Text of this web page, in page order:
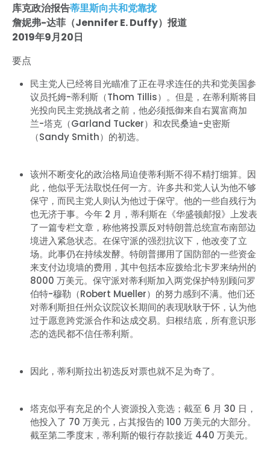
库克政治报告蒂里斯向共和党靠拢
詹妮弗-达菲（Jennifer E. Duffy）报道
2019年9月20日
要点
民主党人已经将目光瞄准了正在寻求连任的共和党美国参
议员托姆-蒂利斯（Thom Tillis）。但是，在蒂利斯将目
光投向民主党挑战者之前，他必须抵御来自右翼富商加
兰-塔克（Garland Tucker）和农民桑迪-史密斯
（Sandy Smith）的初选。
该州不断变化的政治格局迫使蒂利斯不得不精打细算。因
此，他似乎无法取悦任何一方。许多共和党人认为他不够
保守，而民主党人则认为他过于保守。他的一些自残行为
也无济于事。今年 2 月，蒂利斯在《华盛顿邮报》上发表
了一篇专栏文章，称他将投票反对特朗普总统宣布南部边
境进入紧急状态。在保守派的强烈抗议下，他改变了立
场。此事仍在持续发酵。特朗普挪用了国防部的一些资金
来支付边境墙的费用，其中包括本应拨给北卡罗来纳州的
8000 万美元。保守派对蒂利斯加入两党保护特别顾问罗
伯特-穆勒（Robert Mueller）的努力感到不满。他们还
对蒂利斯担任州众议院议长期间的表现耿耿于怀，认为他
过于愿意跨党派合作和达成交易。归根结底，所有意识形
态的选民都不信任蒂利斯。
因此，蒂利斯拉出初选反对票也就不足为奇了。
塔克似乎有充足的个人资源投入竞选；截至 6 月 30 日，
他投入了 70 万美元，占其报告的 100 万美元的大部分。
截至第二季度末，蒂利斯的银行存款接近 440 万美元。